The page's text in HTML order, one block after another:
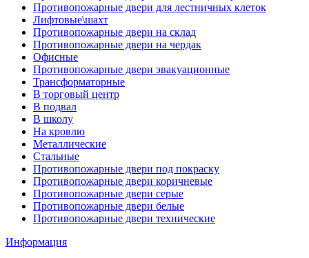
Противопожарные двери для лестничных клеток
Лифтовые\шахт
Противопожарные двери на склад
Противопожарные двери на чердак
Офисные
Противопожарные двери эвакуационные
Трансформаторные
В торговый центр
В подвал
В школу
На кровлю
Металлические
Стальные
Противопожарные двери под покраску
Противопожарные двери коричневые
Противопожарные двери серые
Противопожарные двери белые
Противопожарные двери технические
Информация